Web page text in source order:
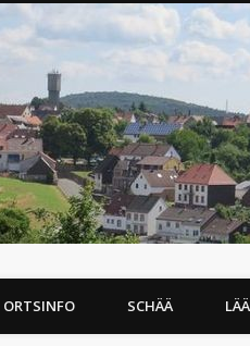
ORTSINFO SCHÄÄ